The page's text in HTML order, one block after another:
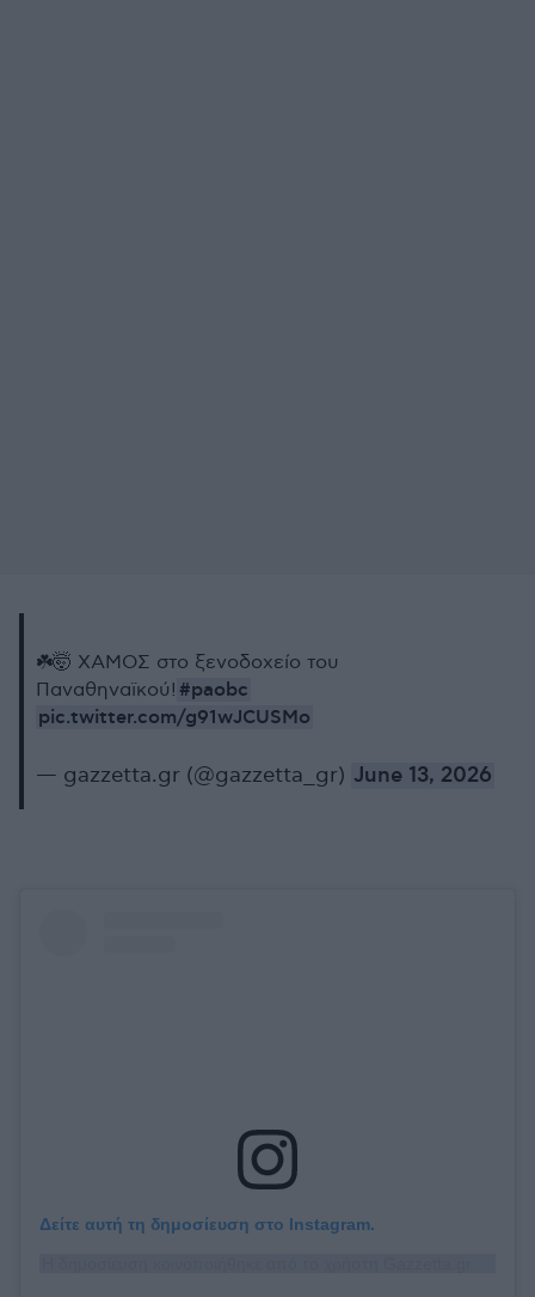
☘️🤯 ΧΑΜΟΣ στο ξενοδοχείο του
Παναθηναϊκού! #paobc
pic.twitter.com/g91wJCUSMo
— gazzetta.gr (@gazzetta_gr) June 13, 2026
Δείτε αυτή τη δημοσίευση στο Instagram.